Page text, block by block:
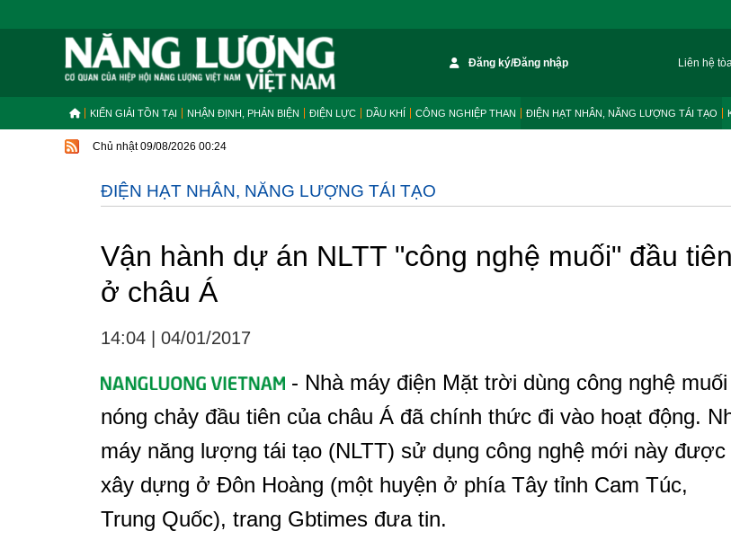
Đăng ký/Đăng nhập Liên hệ
KIẾN GIẢI TỒN TẠI NHẬN ĐỊNH, PHẢN BIỆN ĐIỆN LỰC DẦU KHÍ CÔNG NGHIỆP THAN ĐIỆN HẠT NHÂN, NĂNG LƯỢNG TÁI TẠO
Chủ nhật 09/08/2026 00:24
ĐIỆN HẠT NHÂN, NĂNG LƯỢNG TÁI TẠO
Vận hành dự án NLTT "công nghệ muối" đầu tiên
ở châu Á
14:04 04/01/2017
- Nhà máy điện Mặt trời dùng công nghệ muối
nóng chảy đầu tiên của châu Á đã chính thức đi vào hoạt động.
máy năng lượng tái tạo (NLTT) sử dụng công nghệ mới này được
xây dựng ở Đôn Hoàng (một huyện ở phía Tây tỉnh Cam Túc,
Trung Quốc), trang Gbtimes đưa tin.